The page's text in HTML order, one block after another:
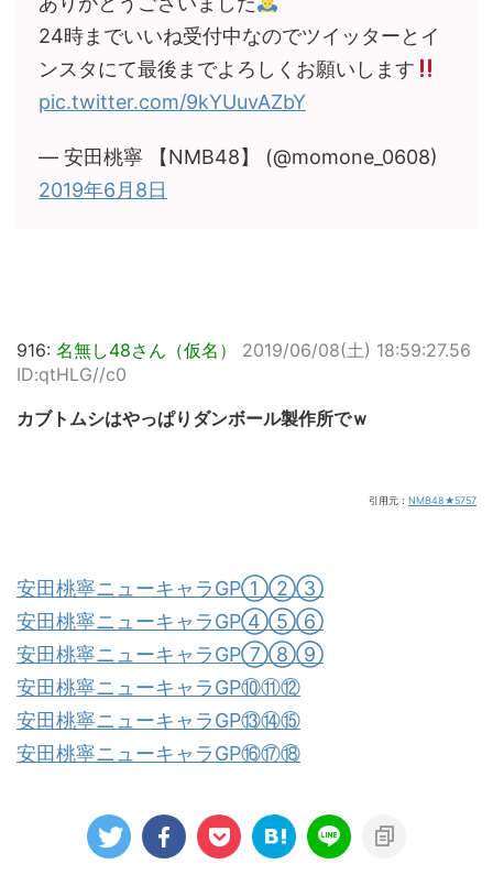
24時までいいね受付中なのでツイッターとイ
ンスタにて最後までよろしくお願いします
pic.twitter.com/9kYUuvAZbY
— 安田桃寧 【NMB48】 (@momone_0608)
2019年6月8日
916: 名無し48さん（仮名）
2019/06/08(土) 18:59:27.56
ID:qtHLG//c0
カブトムシはやっぱりダンボール製作所でｗ
引用元： NMB48★5757
安田桃寧ニューキャラGP①②③
安田桃寧ニューキャラGP④⑤⑥
安田桃寧ニューキャラGP⑦⑧⑨
安田桃寧ニューキャラGP⑩⑪⑫
安田桃寧ニューキャラGP⑬⑭⑮
安田桃寧ニューキャラGP⑯⑰⑱